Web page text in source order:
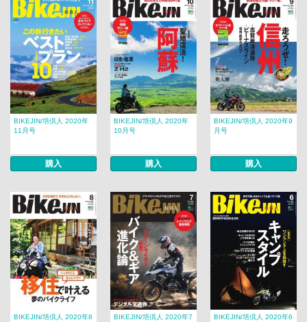
BIKEJIN/培倶人 2020年
11月号
購入
BIKEJIN/培倶人 2020年
10月号
購入
BIKEJIN/培倶人 2020年9
月号
購入
BIKEJIN/培倶人 2020年8
BIKEJIN/培倶人 2020年7
BIKEJIN/培倶人 2020年6